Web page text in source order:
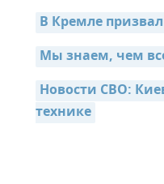
В Кремле
Мы знаем, чем
Новости СВО:
технике